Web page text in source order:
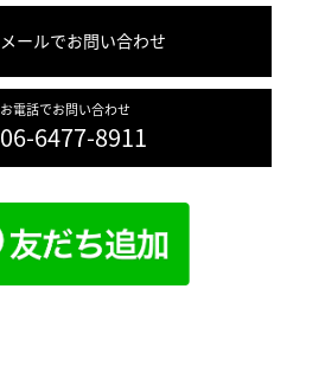
メールでお問い合わせ
お電話でお問い合わせ
06-6477-8911